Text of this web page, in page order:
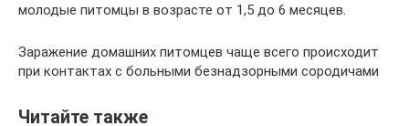
молодые питомцы в возрасте от 1,5 до 6 месяцев.
Заражение домашних питомцев чаще всего происходит
при контактах с больными безнадзорными сородичами
Читайте также